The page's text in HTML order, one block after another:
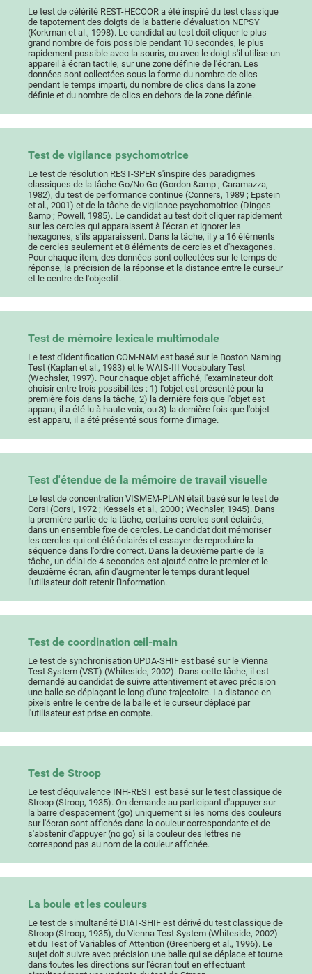
Le test de célérité REST-HECOOR a été inspiré du test classique
de tapotement des doigts de la batterie d'évaluation NEPSY
(Korkman et al., 1998). Le candidat au test doit cliquer le plus
grand nombre de fois possible pendant 10 secondes, le plus
rapidement possible avec la souris, ou avec le doigt s'il utilise un
appareil à écran tactile, sur une zone définie de l'écran. Les
données sont collectées sous la forme du nombre de clics
pendant le temps imparti, du nombre de clics dans la zone
définie et du nombre de clics en dehors de la zone définie.
Test de vigilance psychomotrice
Le test de résolution REST-SPER s'inspire des paradigmes
classiques de la tâche Go/No Go (Gordon &amp ; Caramazza,
1982), du test de performance continue (Conners, 1989 ; Epstein
et al., 2001) et de la tâche de vigilance psychomotrice (Dinges
&amp ; Powell, 1985). Le candidat au test doit cliquer rapidement
sur les cercles qui apparaissent à l'écran et ignorer les
hexagones, s'ils apparaissent. Dans la tâche, il y a 16 éléments
de cercles seulement et 8 éléments de cercles et d'hexagones.
Pour chaque item, des données sont collectées sur le temps de
réponse, la précision de la réponse et la distance entre le curseur
et le centre de l'objectif.
Test de mémoire lexicale multimodale
Le test d'identification COM-NAM est basé sur le Boston Naming
Test (Kaplan et al., 1983) et le WAIS-III Vocabulary Test
(Wechsler, 1997). Pour chaque objet affiché, l'examinateur doit
choisir entre trois possibilités : 1) l'objet est présenté pour la
première fois dans la tâche, 2) la dernière fois que l'objet est
apparu, il a été lu à haute voix, ou 3) la dernière fois que l'objet
est apparu, il a été présenté sous forme d'image.
Test d'étendue de la mémoire de travail visuelle
Le test de concentration VISMEM-PLAN était basé sur le test de
Corsi (Corsi, 1972 ; Kessels et al., 2000 ; Wechsler, 1945). Dans
la première partie de la tâche, certains cercles sont éclairés,
dans un ensemble fixe de cercles. Le candidat doit mémoriser
les cercles qui ont été éclairés et essayer de reproduire la
séquence dans l'ordre correct. Dans la deuxième partie de la
tâche, un délai de 4 secondes est ajouté entre le premier et le
deuxième écran, afin d'augmenter le temps durant lequel
l'utilisateur doit retenir l'information.
Test de coordination œil-main
Le test de synchronisation UPDA-SHIF est basé sur le Vienna
Test System (VST) (Whiteside, 2002). Dans cette tâche, il est
demandé au candidat de suivre attentivement et avec précision
une balle se déplaçant le long d'une trajectoire. La distance en
pixels entre le centre de la balle et le curseur déplacé par
l'utilisateur est prise en compte.
Test de Stroop
Le test d'équivalence INH-REST est basé sur le test classique de
Stroop (Stroop, 1935). On demande au participant d'appuyer sur
la barre d'espacement (go) uniquement si les noms des couleurs
sur l'écran sont affichés dans la couleur correspondante et de
s'abstenir d'appuyer (no go) si la couleur des lettres ne
correspond pas au nom de la couleur affichée.
La boule et les couleurs
Le test de simultanéité DIAT-SHIF est dérivé du test classique de
Stroop (Stroop, 1935), du Vienna Test System (Whiteside, 2002)
et du Test of Variables of Attention (Greenberg et al., 1996). Le
sujet doit suivre avec précision une balle qui se déplace et tourne
dans toutes les directions sur l'écran tout en effectuant